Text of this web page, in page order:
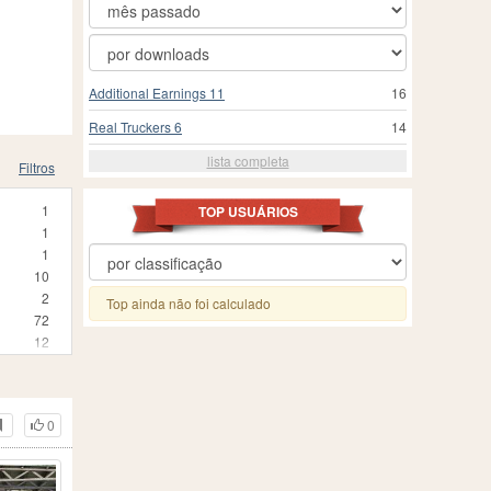
Filtros
1
1
1
10
2
72
12
3
1
210
0
16
Additional Earnings 11
14
Real Truckers 6
lista completa
TOP USUÁRIOS
Top ainda não foi calculado